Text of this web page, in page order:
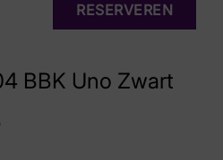
BBK Uno Zwart
RESERVEREN